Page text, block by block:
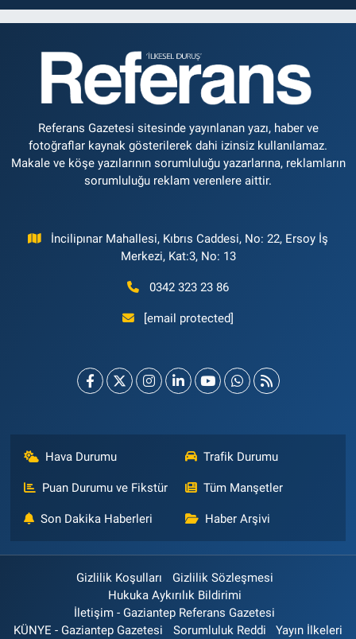
Referans Gazetesi sitesinde yayınlanan yazı, haber ve
fotoğraflar kaynak gösterilerek dahi izinsiz kullanılamaz.
Makale ve köşe yazılarının sorumluluğu yazarlarına, reklamların
sorumluluğu reklam verenlere aittir.
İncilipınar Mahallesi, Kıbrıs Caddesi, No: 22, Ersoy İş
Merkezi, Kat:3, No: 13
0342 323 23 86
[email protected]
Hava Durumu Trafik Durumu
Puan Durumu ve Fikstür Tüm Manşetler
Son Dakika Haberleri Haber Arşivi
Gizlilik Koşulları
Gizlilik Sözleşmesi
Hukuka Aykırılık Bildirimi
İletişim - Gaziantep Referans Gazetesi
KÜNYE - Gaziantep Gazetesi
Sorumluluk Reddi Yayın İlkeleri